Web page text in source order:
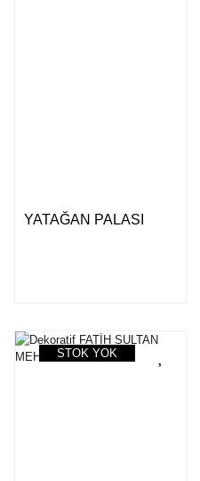
YATAĞAN PALASI
STOK YOK